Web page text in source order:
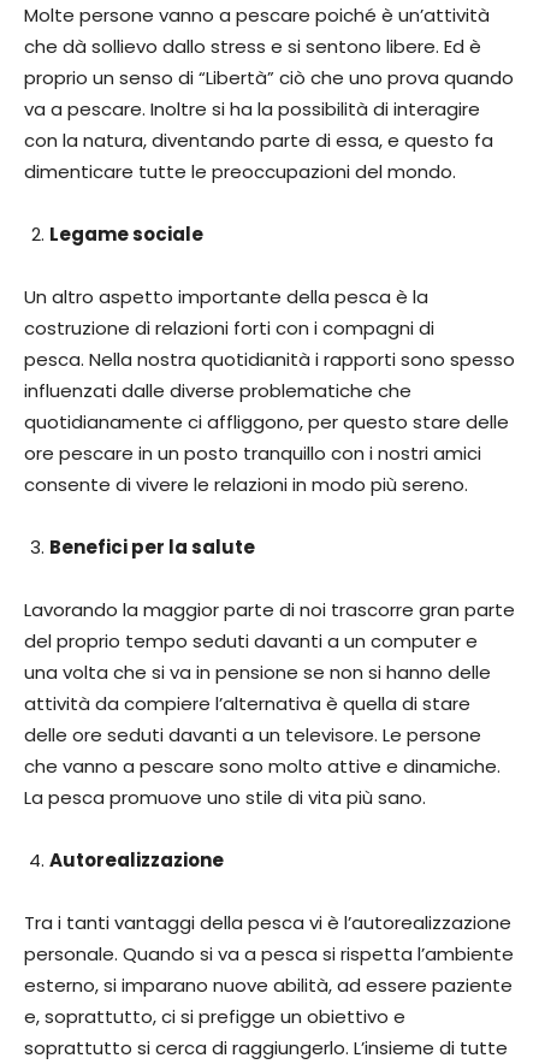
Molte persone vanno a pescare poiché è un’attività
che dà sollievo dallo stress e si sentono libere. Ed è
proprio un senso di “Libertà” ciò che uno prova quando
va a pescare. Inoltre si ha la possibilità di interagire
con la natura, diventando parte di essa, e questo fa
dimenticare tutte le preoccupazioni del mondo.
Legame sociale
Un altro aspetto importante della pesca è la
costruzione di relazioni forti con i compagni di
pesca. Nella nostra quotidianità i rapporti sono spesso
influenzati dalle diverse problematiche che
quotidianamente ci affliggono, per questo stare delle
ore pescare in un posto tranquillo con i nostri amici
consente di vivere le relazioni in modo più sereno.
Benefici per la salute
Lavorando la maggior parte di noi trascorre gran parte
del proprio tempo seduti davanti a un computer e
una volta che si va in pensione se non si hanno delle
attività da compiere l’alternativa è quella di stare
delle ore seduti davanti a un televisore. Le persone
che vanno a pescare sono molto attive e dinamiche.
La pesca promuove uno stile di vita più sano.
Autorealizzazione
Tra i tanti vantaggi della pesca vi è l’autorealizzazione
personale. Quando si va a pesca si rispetta l’ambiente
esterno, si imparano nuove abilità, ad essere paziente
e, soprattutto, ci si prefigge un obiettivo e
soprattutto si cerca di raggiungerlo. L’insieme di tutte